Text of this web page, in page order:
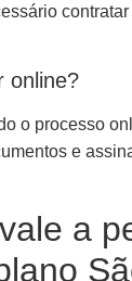
online?
o processo
e
a